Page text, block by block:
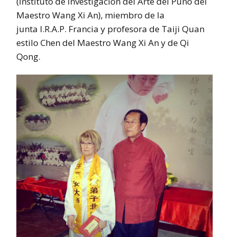
Maestro Wang Xi An), miembro de la
junta I.R.A.P. Francia y profesora de Taiji Quan
estilo Chen del Maestro Wang Xi An y de Qi
Qong.